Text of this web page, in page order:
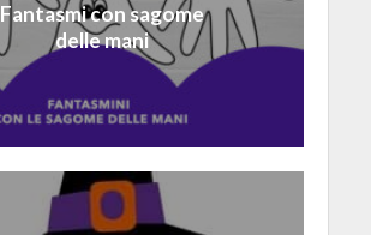
Fantasmi con sagome
delle mani